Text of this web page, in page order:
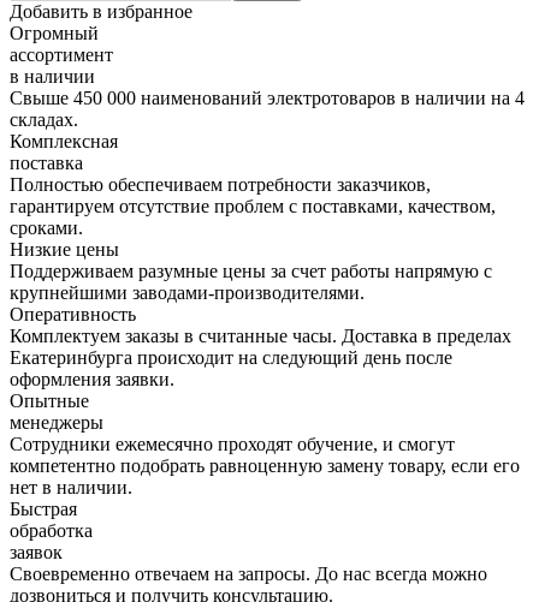
Добавить в избранное
Огромный
ассортимент
в наличии
Свыше 450 000 наименований электротоваров в наличии на 4
складах.
Комплексная
поставка
Полностью обеспечиваем потребности заказчиков,
гарантируем отсутствие проблем с поставками, качеством,
сроками.
Низкие цены
Поддерживаем разумные цены за счет работы напрямую с
крупнейшими заводами-производителями.
Оперативность
Комплектуем заказы в считанные часы. Доставка в пределах
Екатеринбурга происходит на следующий день после
оформления заявки.
Опытные
менеджеры
Сотрудники ежемесячно проходят обучение, и смогут
компетентно подобрать равноценную замену товару, если его
нет в наличии.
Быстрая
обработка
заявок
Своевременно отвечаем на запросы. До нас всегда можно
дозвониться и получить консультацию.